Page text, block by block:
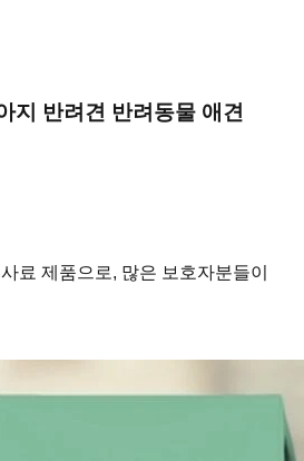
지 반려견 반려동물 애견
료 제품으로, 많은 보호자분들이